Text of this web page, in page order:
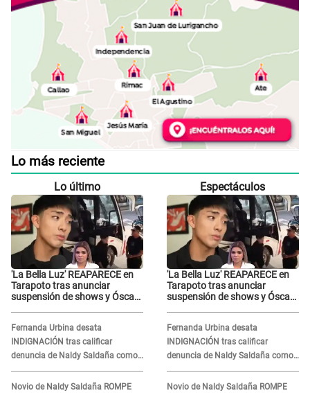
Lo más reciente
Lo último
'La Bella Luz' REAPARECE en
Tarapoto tras anunciar
suspensión de shows y Óscar
Fernanda Urbina desata
INDIGNACIÓN tras calificar
denuncia de Naldy Saldaña como
'acto bochornoso': "No es justo
atacar a otra mujer"
Novio de Naldy Saldaña ROMPE
Espectáculos
'La Bella Luz' REAPARECE en
Tarapoto tras anunciar
suspensión de shows y Óscar
Fernanda Urbina desata
INDIGNACIÓN tras calificar
denuncia de Naldy Saldaña como
'acto bochornoso': "No es justo
atacar a otra mujer"
Novio de Naldy Saldaña ROMPE